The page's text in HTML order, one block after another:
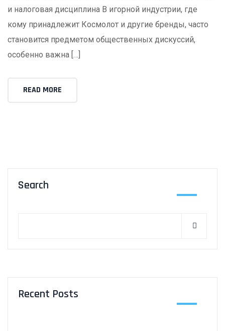
и налоговая дисциплина В игорной индустрии, где
кому принадлежит Космолот и другие бренды, часто
становится предметом общественных дискуссий,
особенно важна […]
READ MORE
Search
Recent Posts